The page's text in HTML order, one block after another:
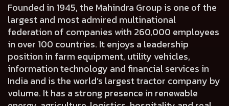
Founded in 1945, the Mahindra Group is one of the
largest and most admired multinational
federation of companies with 260,000 employees
in over 100 countries. It enjoys a leadership
position in farm equipment, utility vehicles,
information technology and financial services in
India and is the world’s largest tractor company by
volume. It has a strong presence in renewable